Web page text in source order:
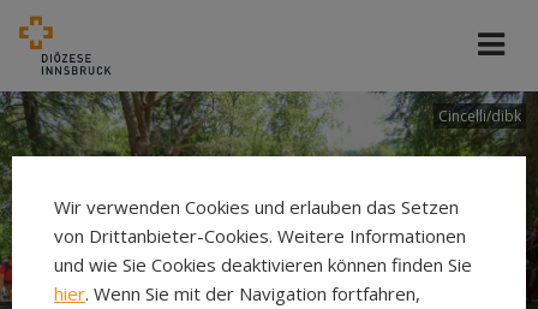
Cincelli/dibk
Wir verwenden Cookies und erlauben das Setzen
von Drittanbieter-Cookies. Weitere Informationen
und wie Sie Cookies deaktivieren können finden Sie
hier. Wenn Sie mit der Navigation fortfahren,